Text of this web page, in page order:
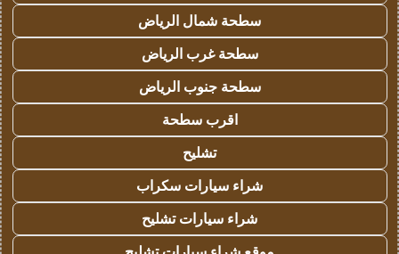
سطحة شمال الرياض
سطحة غرب الرياض
سطحة جنوب الرياض
اقرب سطحة
تشليح
شراء سيارات سكراب
شراء سيارات تشليح